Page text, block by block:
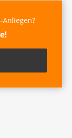
Anliegen?